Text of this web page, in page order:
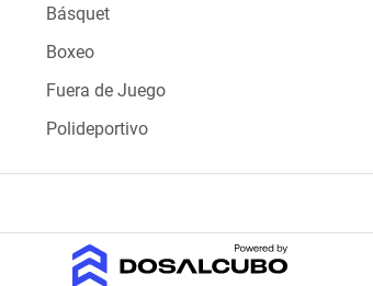
Básquet
Boxeo
Fuera de Juego
Polideportivo